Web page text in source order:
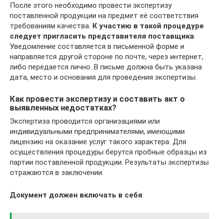
После этого необходимо провести экспертизу
поставленной продукции на предмет её соответствия
требованиям качества. К участию в такой процедуре
следует пригласить представителя поставщика
Уведомление составляется в письменной форме и
направляется другой стороне по почте, через интернет,
либо передается лично. В письме должна быть указана
дата, место и основания для проведения экспертизы.
Как провести экспертизу и составить акт о
выявленных недостатках?
Экспертиза проводится организациями или
индивидуальными предпринимателями, имеющими
лицензию на оказание услуг такого характера. Для
осуществления процедуры берутся пробные образцы из
партии поставленной продукции. Результаты экспертизы
отражаются в заключении.
Документ должен включать в себя: